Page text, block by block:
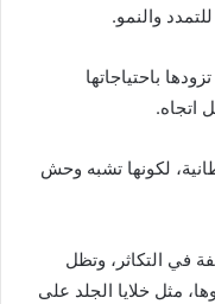
والنمو.
باحتياجاتها
اتجاه.
لكونها تشبه وحش
في التكاثر، وتظل
مثل خلايا الجلد على